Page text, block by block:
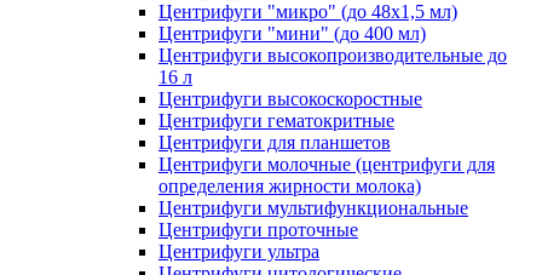
Центрифуги "микро" (до 48x1,5 мл)
Центрифуги "мини" (до 400 мл)
Центрифуги высокопроизводительные до
16 л
Центрифуги высокоскоростные
Центрифуги гематокритные
Центрифуги для планшетов
Центрифуги молочные (центрифуги для
определения жирности молока)
Центрифуги мультифункциональные
Центрифуги проточные
Центрифуги ультра